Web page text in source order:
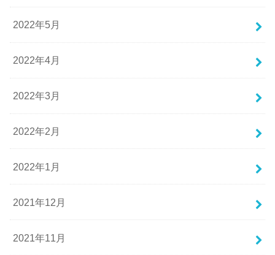
2022年5月
2022年4月
2022年3月
2022年2月
2022年1月
2021年12月
2021年11月